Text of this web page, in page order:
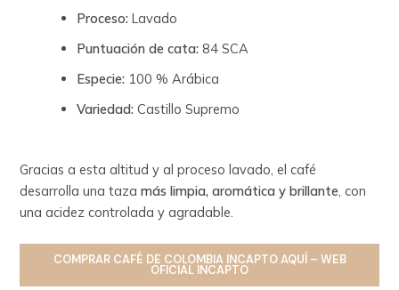
Proceso: Lavado
Puntuación de cata: 84 SCA
Especie: 100 % Arábica
Variedad: Castillo Supremo
Gracias a esta altitud y al proceso lavado, el café
desarrolla una tazamás limpia, aromática y brillante , con
una acidez controlada y agradable.
COMPRAR CAFÉ DE COLOMBIA INCAPTOAQUÍ – WEB
OFICIAL INCAPTO